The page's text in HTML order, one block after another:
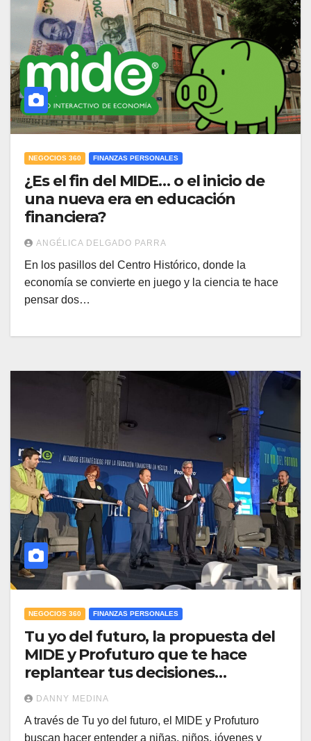
NEGOCIOS 360 FINANZAS PERSONALES
¿Es el fin del MIDE… o el inicio de
una nueva era en educación
financiera?
ANGÉLICA DELGADO PARRA
En los pasillos del Centro Histórico, donde la
economía se convierte en juego y la ciencia te hace
pensar dos…
NEGOCIOS 360 FINANZAS PERSONALES
Tu yo del futuro, la propuesta del
MIDE y Profuturo que te hace
replantear tus decisiones
financieras
DANNY MEDINA
A través de Tu yo del futuro, el MIDE y Profuturo
buscan hacer entender a niñas, niños, jóvenes y